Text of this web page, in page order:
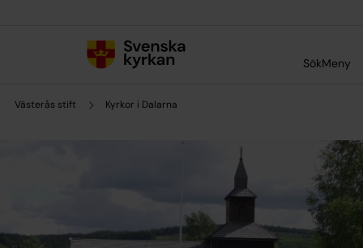
SökMeny
Västerås stift Kyrkor i Dalarna